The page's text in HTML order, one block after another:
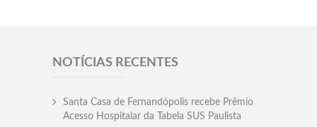
NOTÍCIAS RECENTES
Santa Casa de Fernandópolis recebe Prêmio
Acesso Hospitalar da Tabela SUS Paulista